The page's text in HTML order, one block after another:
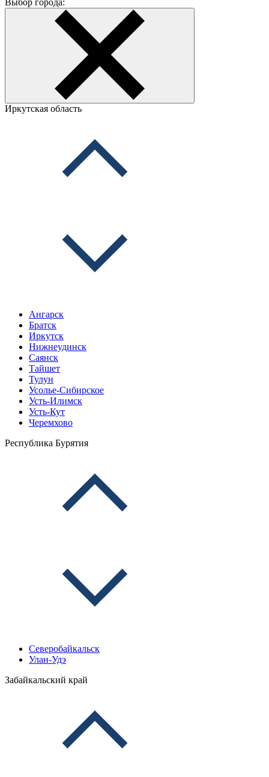
Выбор города:
Иркутская область
Ангарск
Братск
Иркутск
Нижнеудинск
Саянск
Тайшет
Тулун
Усолье-Сибирское
Усть-Илимск
Усть-Кут
Черемхово
Республика Бурятия
Северобайкальск
Улан-Удэ
Забайкальский край